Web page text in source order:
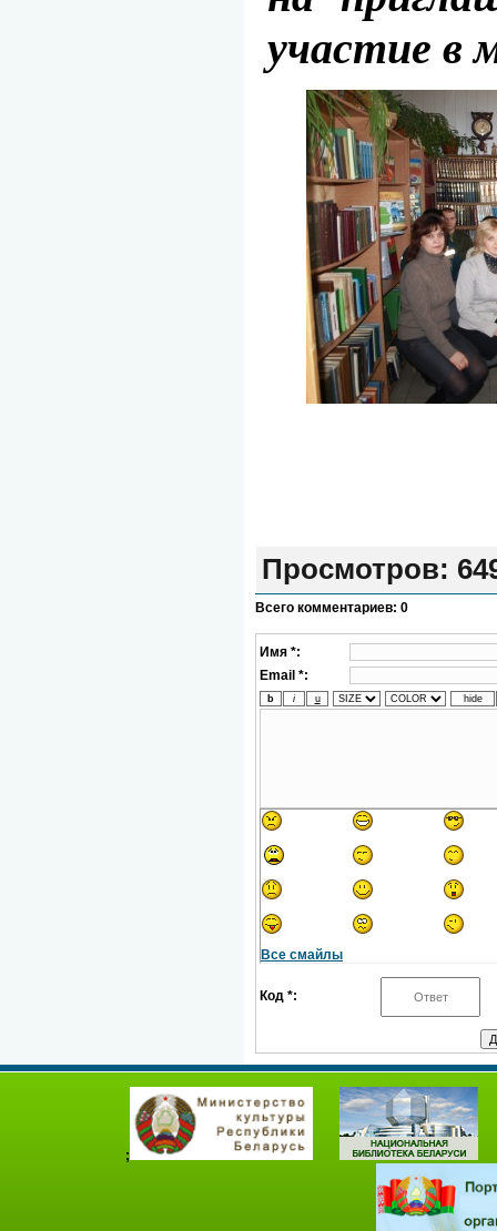
участие в
Просмотров:
Всего комментариев: 0
Имя *:
Email *:
Все смайлы
Код *:
;